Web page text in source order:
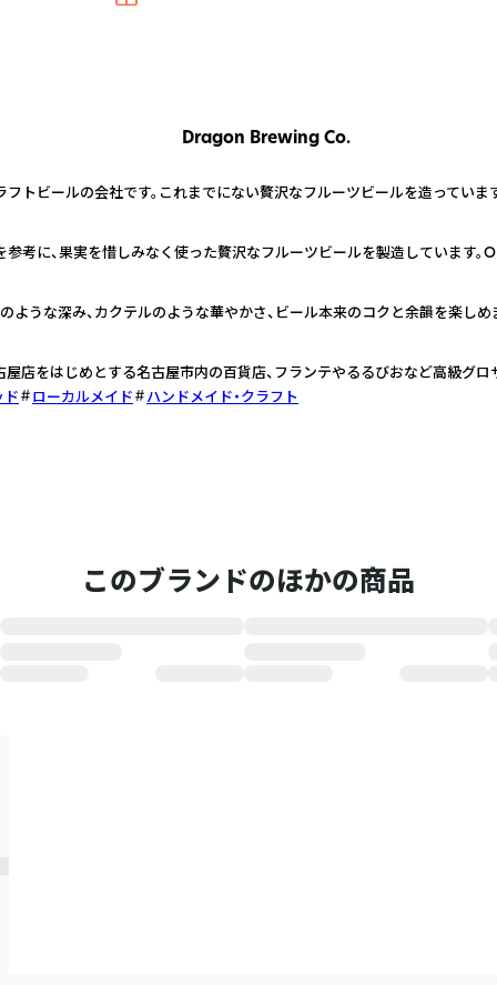
Dragon Brewing Co.
トビールの会社です。これまでにない贅沢なフルーツビールを造っています
考に、果実を惜しみなく使った贅沢なフルーツビールを製造しています。
ような深み、カクテルのような華やかさ、ビール本来のコクと余韻を楽しめ
店をはじめとする名古屋市内の百貨店、フランテやるるびおなど高級グ
ド
ローカルメイド ハンドメイド・クラフト
このブランドのほかの商品